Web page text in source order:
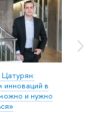
инноваций в
и нужно